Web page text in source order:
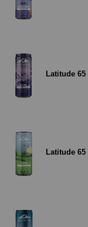
Latitude
Latitude